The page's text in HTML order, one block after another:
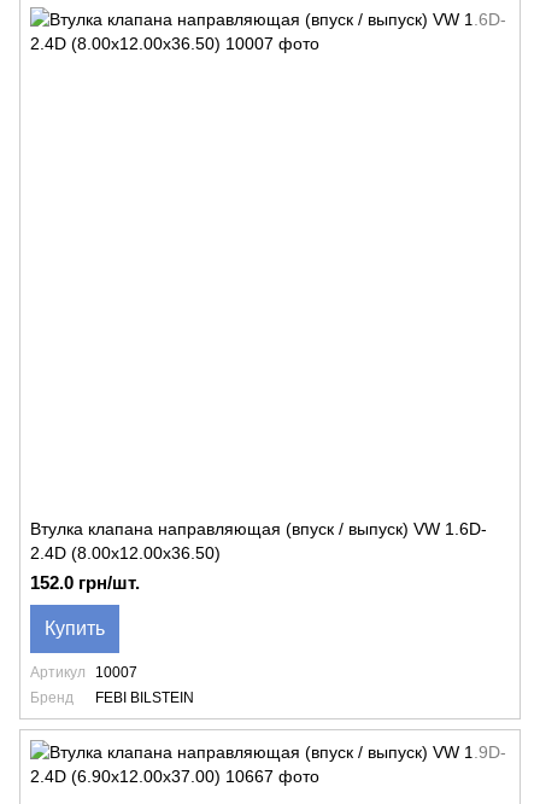
Втулка клапана направляющая (впуск / выпуск) VW 1.6D-
2.4D (8.00x12.00x36.50)
152.0 грн/шт.
Купить
Артикул
10007
Бренд
FEBI BILSTEIN